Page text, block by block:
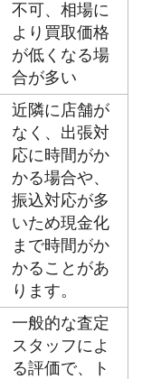
不可、相場に
より買取価格
が低くなる場
合が多い
近隣に店舗が
なく、出張対
応に時間がか
かる場合や、
振込対応が多
いため現金化
まで時間がか
かることがあ
ります。
一般的な査定
スタッフによ
る評価で、ト